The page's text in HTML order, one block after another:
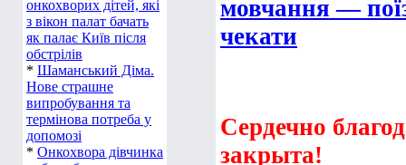
онкохворих дітей, які
з вікон палат бачать
як палає Київ після
обстрілів
* Шаманський Діма.
Нове страшне
випробування та
термінова потреба у
допомозі
* Онкохвора дівчинка
мовчання —
чекати
Сердечно
закрыта!